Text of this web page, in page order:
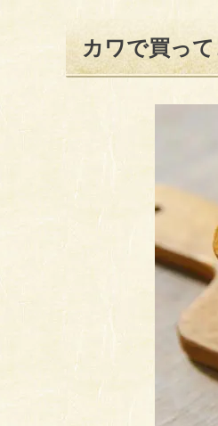
カワで買っ